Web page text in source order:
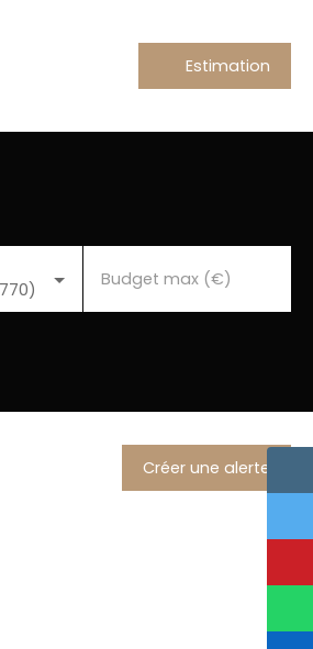
Estimation
Budget max (€)
Créer une alerte